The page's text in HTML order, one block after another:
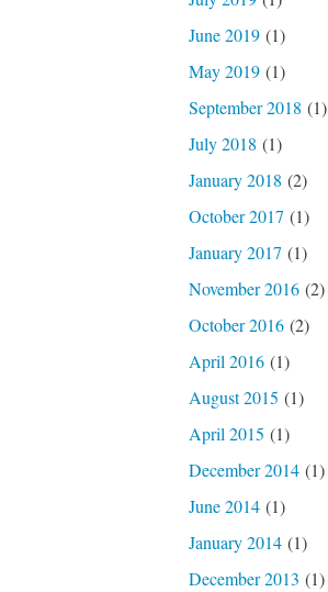
June 2019(1)
May 2019(1)
September 2018 (1)
July 2018 (1)
January 2018 (2)
October 2017 (1)
January 2017 (1)
November 2016(2)
October 2016(2)
April 2016(1)
August 2015 (1)
April 2015 (1)
December 2014(1)
June 2014(1)
January 2014(1)
December 2013 (1)